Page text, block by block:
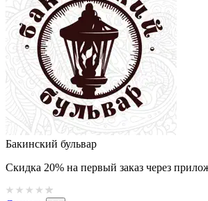
Бакинский бульвар
Скидка 20% на первый заказ через